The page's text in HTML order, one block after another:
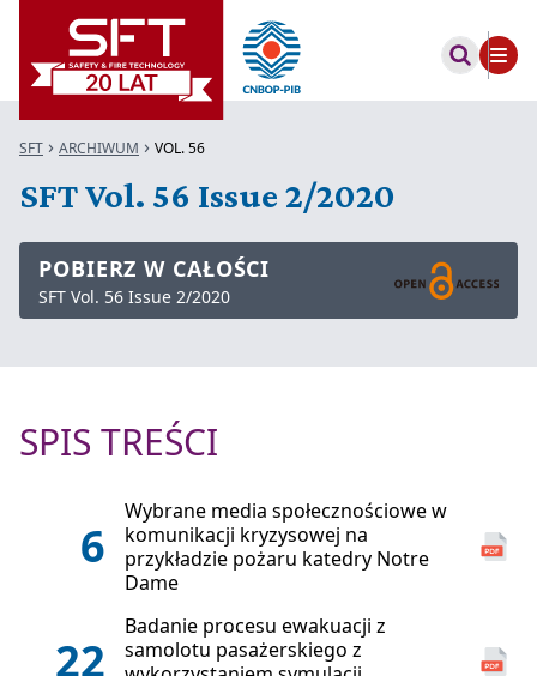
SFT ARCHIWUM VOL. 56
SFT Vol. 56 Issue 2/2020
POBIERZ W CAŁOŚCI
SFT Vol. 56 Issue 2/2020
SPIS TREŚCI
6
Wybrane media społecznościowe w
komunikacji kryzysowej na
przykładzie pożaru katedry Notre
Dame
22
Badanie procesu ewakuacji z
samolotu pasażerskiego z